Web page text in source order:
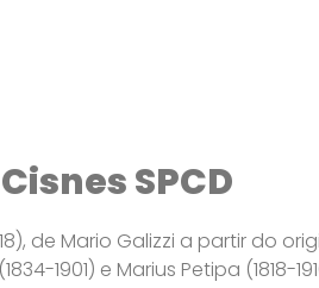
SPCD
de Mario Galizzi a partir do
1901) e Marius Petipa (1818-